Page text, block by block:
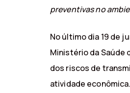
preventivas no
No último dia 19 de
Ministério da Saúde
dos riscos de
atividade econômica.